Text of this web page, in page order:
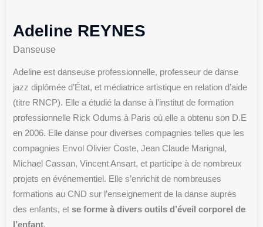
Adeline REYNES
Danseuse
Adeline est danseuse professionnelle, professeur de danse
jazz diplômée d’État, et médiatrice artistique en relation d’aide
(titre RNCP). Elle a étudié la danse à l’institut de formation
professionnelle Rick Odums à Paris où elle a obtenu son D.E
en 2006. Elle danse pour diverses compagnies telles que les
compagnies Envol Olivier Coste, Jean Claude Marignal,
Michael Cassan, Vincent Ansart, et participe à de nombreux
projets en événementiel. Elle s’enrichit de nombreuses
formations au CND sur l’enseignement de la danse auprès
des enfants, et se forme à divers outils d’éveil corporel de
l’enfant.